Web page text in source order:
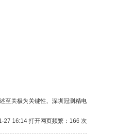
至关极为关键性。深圳冠测精电
27 16:14 打开网页频繁：166 次